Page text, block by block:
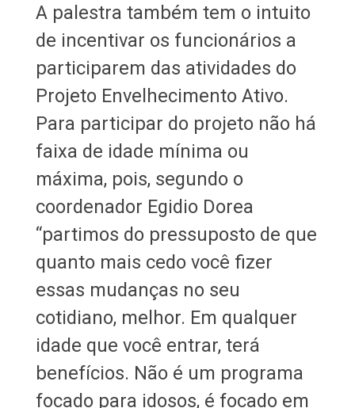
A palestra também tem o intuito
de incentivar os funcionários a
participarem das atividades do
Projeto Envelhecimento Ativo.
Para participar do projeto não há
faixa de idade mínima ou
máxima, pois, segundo o
coordenador Egidio Dorea
“partimos do pressuposto de que
quanto mais cedo você fizer
essas mudanças no seu
cotidiano, melhor. Em qualquer
idade que você entrar, terá
benefícios. Não é um programa
focado para idosos, é focado em